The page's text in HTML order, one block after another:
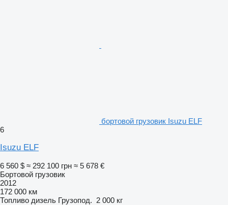
бортовой грузовик Isuzu ELF
6
Isuzu ELF
6 560 $ ≈ 292 100 грн ≈ 5 678 €
Бортовой грузовик
2012
172 000 км
Топливо дизель Грузопод. 2 000 кг